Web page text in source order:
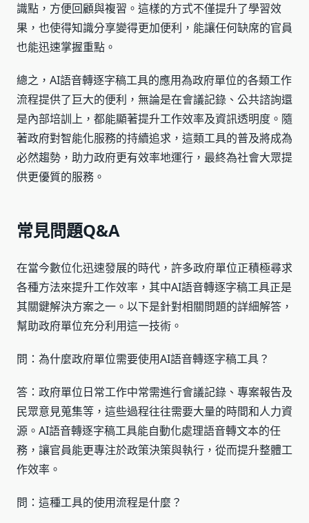
識點，方便回顧與複習。這樣的方式不僅提升了學習效
果，也使得知識分享變得更加便利，能讓任何缺席的官員
也能迅速掌握重點。
總之，AI語音轉逐字稿工具的應用為政府單位的各類工作
流程提供了巨大的便利，無論是在會議記錄、公共諮詢還
是內部培訓上，都能顯著提升工作效率及資訊透明度。隨
著政府對智能化服務的持續追求，這類工具的普及將成為
必然趨勢，助力政府更有效率地運行，最終為社會大眾提
供更優質的服務。
常見問題Q&A
在當今數位化迅速發展的時代，許多政府單位正積極尋求
各種方法來提升工作效率，其中AI語音轉逐字稿工具正是
其關鍵解決方案之一。以下是針對相關問題的詳細解答，
幫助政府單位充分利用這一技術。
問：為什麼政府單位需要使用AI語音轉逐字稿工具？
答：政府單位日常工作中常需進行會議記錄、專案報告及
民眾意見蒐集等，這些過程往往需要大量的時間和人力資
源。AI語音轉逐字稿工具能自動化處理語音轉文本的任
務，讓官員能更專注於政策決策與執行，從而提升整體工
作效率。
問：這種工具的使用流程是什麼？